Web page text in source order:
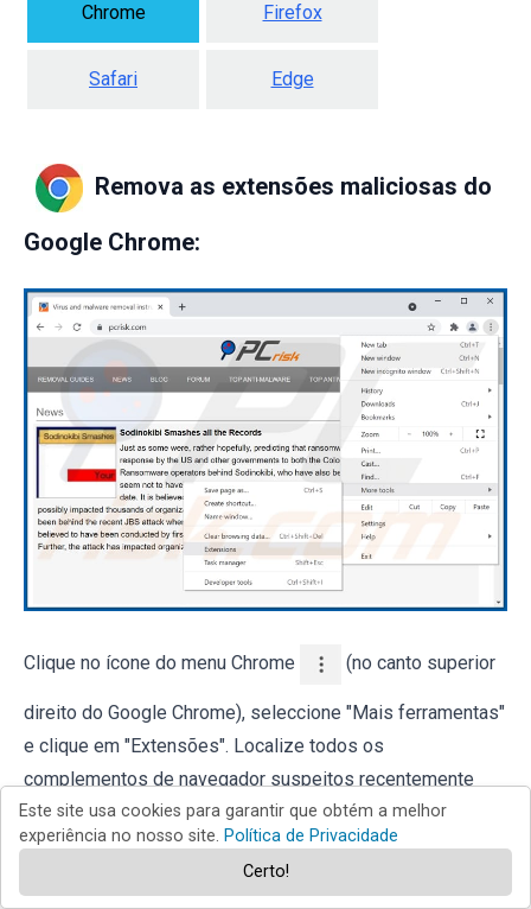
Chrome Firefox
Safari Edge
Remova as extensões maliciosas do
Google Chrome:
Clique no ícone do menu Chrome (no canto superior
direito do Google Chrome), seleccione "Mais ferramentas"
e clique em "Extensões". Localize todos os
complementos de navegador suspeitos recentemente
instalados e remova-os.
Este site usa cookies para garantir que obtém a melhor
experiência no nosso site. Política de Privacidade
Certo!